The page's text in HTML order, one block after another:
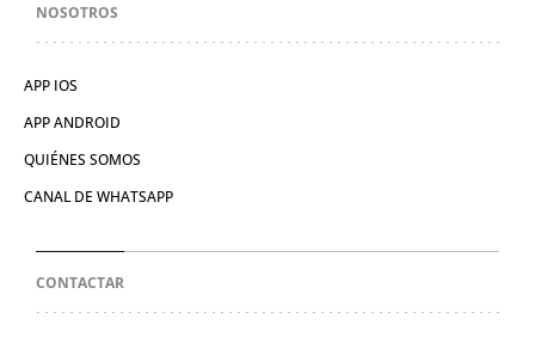
NOSOTROS
APP IOS
APP ANDROID
QUIÉNES SOMOS
CANAL DE WHATSAPP
CONTACTAR